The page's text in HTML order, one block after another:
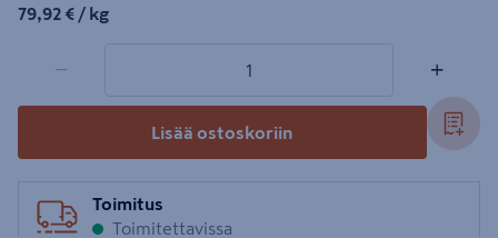
79,92€/kg
79,92 € / kg
− +
Lisää ostoskoriin
Toimitus
Toimitettavissa